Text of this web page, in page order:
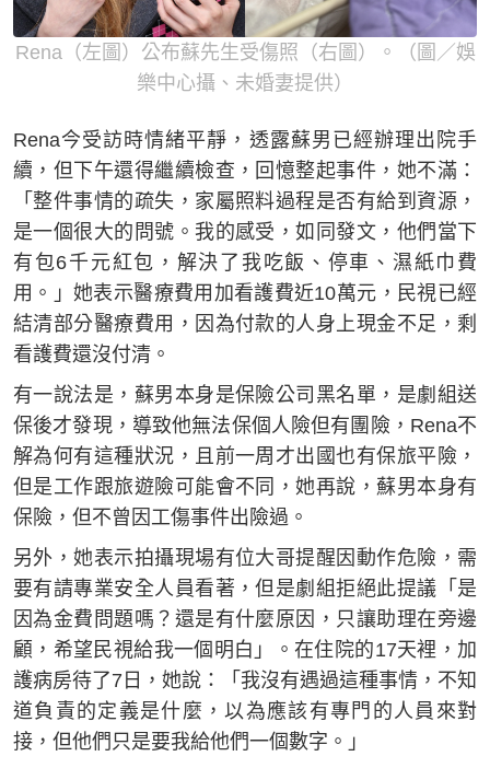
Rena（左圖）公布蘇先生受傷照（右圖）。（圖／娛
樂中心攝、未婚妻提供）
Rena今受訪時情緒平靜，透露蘇男已經辦理出院手
續，但下午還得繼續檢查，回憶整起事件，她不滿：
「整件事情的疏失，家屬照料過程是否有給到資源，
是一個很大的問號。我的感受，如同發文，他們當下
有包6千元紅包，解決了我吃飯、停車、濕紙巾費
用。」她表示醫療費用加看護費近10萬元，民視已經
結清部分醫療費用，因為付款的人身上現金不足，剩
看護費還沒付清。
有一說法是，蘇男本身是保險公司黑名單，是劇組送
保後才發現，導致他無法保個人險但有團險，Rena不
解為何有這種狀況，且前一周才出國也有保旅平險，
但是工作跟旅遊險可能會不同，她再說，蘇男本身有
保險，但不曾因工傷事件出險過。
另外，她表示拍攝現場有位大哥提醒因動作危險，需
要有請專業安全人員看著，但是劇組拒絕此提議「是
因為金費問題嗎？還是有什麼原因，只讓助理在旁邊
顧，希望民視給我一個明白」。在住院的17天裡，加
護病房待了7日，她說：「我沒有遇過這種事情，不知
道負責的定義是什麼，以為應該有專門的人員來對
接，但他們只是要我給他們一個數字。」